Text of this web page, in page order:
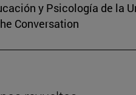
y Psicología de la
Conversation